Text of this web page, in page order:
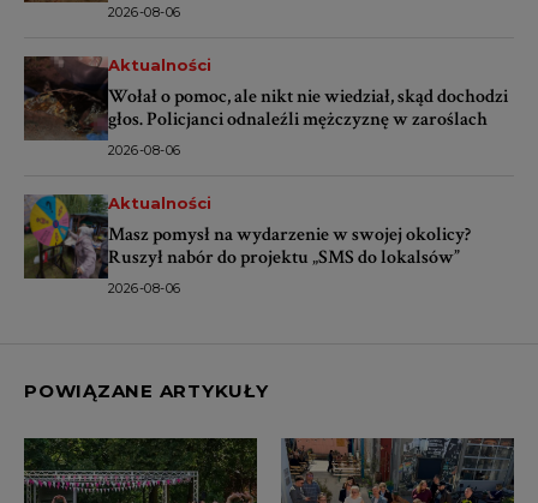
2026-08-06
Aktualności
Wołał o pomoc, ale nikt nie wiedział, skąd dochodzi
głos. Policjanci odnaleźli mężczyznę w zaroślach
2026-08-06
Aktualności
Masz pomysł na wydarzenie w swojej okolicy?
Ruszył nabór do projektu „SMS do lokalsów”
2026-08-06
POWIĄZANE ARTYKUŁY